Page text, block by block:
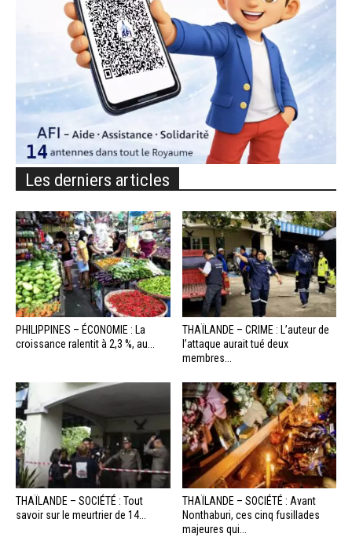
Les derniers articles
PHILIPPINES – ÉCONOMIE : La
croissance ralentit à 2,3 %, au...
THAÏLANDE – CRIME : L’auteur de
l’attaque aurait tué deux
membres...
THAÏLANDE – SOCIÉTÉ : Tout
savoir sur le meurtrier de 14...
THAÏLANDE – SOCIÉTÉ : Avant
Nonthaburi, ces cinq fusillades
majeures qui...